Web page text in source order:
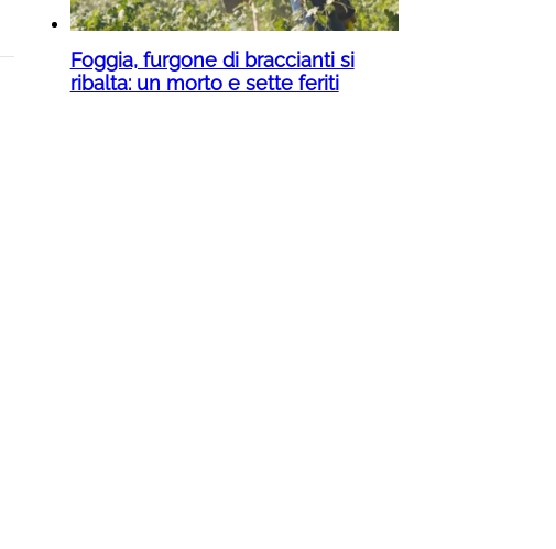
Foggia, furgone di braccianti si
ribalta: un morto e sette feriti